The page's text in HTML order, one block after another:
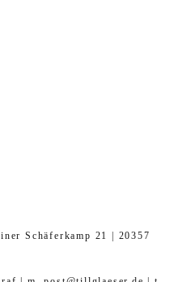
Schäferkamp 21 | 20357